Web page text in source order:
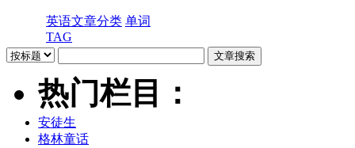
英语文章分类 单词
TAG
热门栏目：
安徒生
格林童话